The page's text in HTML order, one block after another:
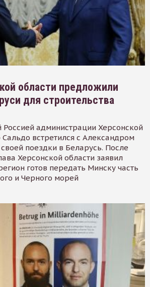
области предложили
для строительства
Россией администрации Херсонской
встретился с Александром
поездки в Беларусь. После
Херсонской области заявил
готов передать Минску часть
и Черного морей